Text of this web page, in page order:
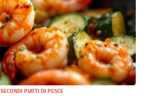
SECONDI PIATTI DI PESCE